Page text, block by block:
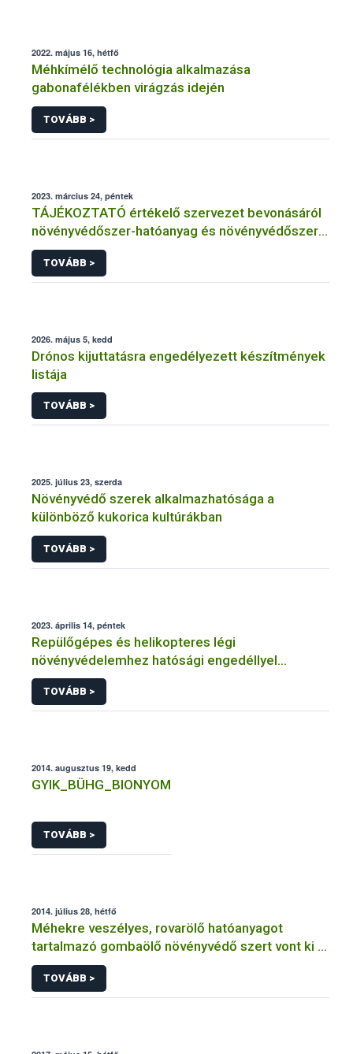
2022. május 16, hétfő
Méhkímélő technológia alkalmazása
gabonafélékben virágzás idején
TOVÁBB >
2023. március 24, péntek
TÁJÉKOZTATÓ értékelő szervezet bevonásáról
növényvédőszer-hatóanyag és növényvédőszer
engedélyezésére, továbbá a meglévő engedély
meghosszabbítására vagy módosítására irányuló
eljárásba
TOVÁBB >
2026. május 5, kedd
Drónos kijuttatásra engedélyezett készítmények
listája
TOVÁBB >
2025. július 23, szerda
Növényvédő szerek alkalmazhatósága a
különböző kukorica kultúrákban
TOVÁBB >
2023. április 14, péntek
Repülőgépes és helikopteres légi
növényvédelemhez hatósági engedéllyel
rendelkező szervezetek
TOVÁBB >
2014. augusztus 19, kedd
GYIK_BÜHG_BIONYOM
TOVÁBB >
2014. július 28, hétfő
Méhekre veszélyes, rovarölő hatóanyagot
tartalmazó gombaölő növényvédő szert vont ki a
forgalomból a NÉBIH
TOVÁBB >